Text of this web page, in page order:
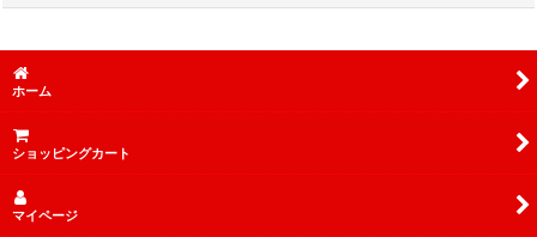
ホーム
ショッピングカート
マイページ